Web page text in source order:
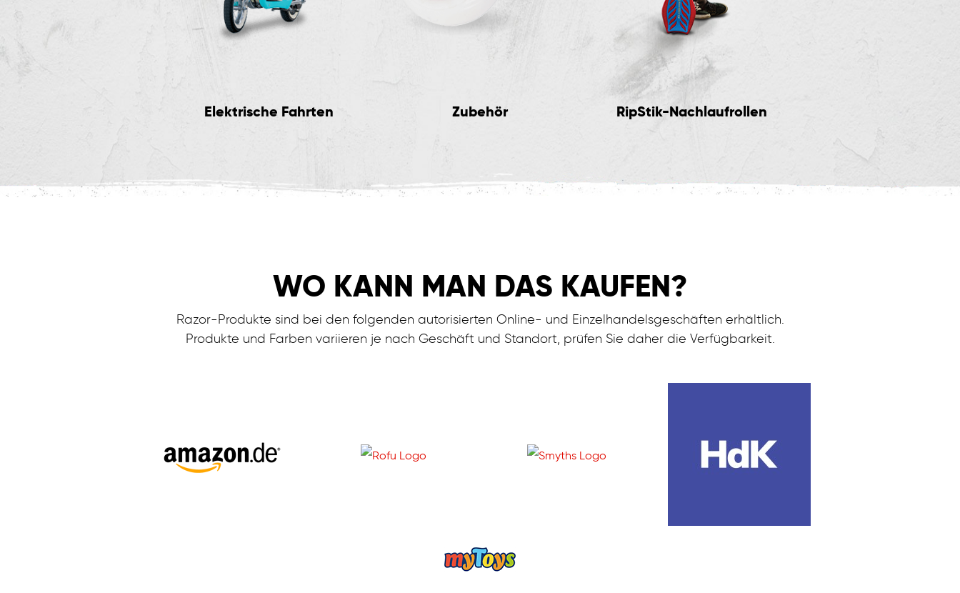
Elektrische Fahrten Zubehör RipStik-Nachlaufrollen
WO KANN MAN DAS KAUFEN?
Razor-Produkte sind bei den folgenden autorisierten Online- und Einzelhandelsgeschäften erhältlich.
Produkte und Farben variieren je nach Geschäft und Standort, prüfen Sie daher die Verfügbarkeit.